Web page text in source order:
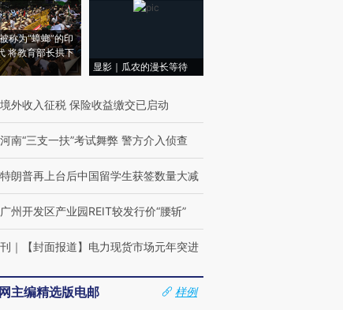
称为“蟑螂”的印
将教育部长拱下
显影｜瓜农的漫长等待
境外收入征税 保险收益缴交已启动
河南“三支一扶”考试舞弊 警方介入侦查
特朗普再上台后中国留学生获签数量大减
广州开发区产业园REIT较发行价“腰斩”
｜ 【封面报道】电力现货市场元年突进
主编精选版电邮
样例